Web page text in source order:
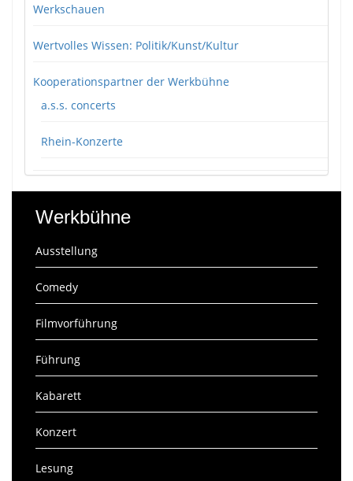
Werkschauen
Wertvolles Wissen: Politik/Kunst/Kultur
Kooperationspartner der Werkbühne
a.s.s. concerts
Rhein-Konzerte
Werkbühne
Ausstellung
Comedy
Filmvorführung
Führung
Kabarett
Konzert
Lesung